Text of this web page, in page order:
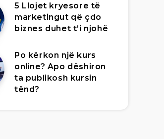
5 Llojet kryesore të
marketingut që çdo
biznes duhet t’i njohë
Po kërkon një kurs
online? Apo dëshiron
ta publikosh kursin
tënd?